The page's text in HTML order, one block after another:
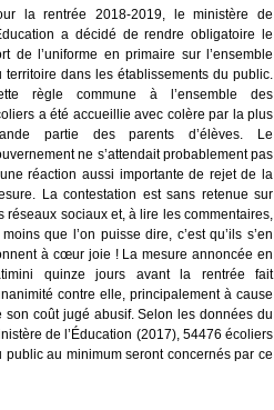
la rentrée 2018-2019, le ministère de
a décidé de rendre obligatoire le
de l’uniforme en primaire sur l’ensemble
territoire dans les établissements du public.
règle commune à l’ensemble des
a été accueillie avec colère par la plus
partie des parents d’élèves. Le
ne s’attendait probablement pas
réaction aussi importante de rejet de la
La contestation est sans retenue sur
réseaux sociaux et, à lire les commentaires,
moins que l’on puisse dire, c’est qu’ils s’en
à cœur joie ! La mesure annoncée en
quinze jours avant la rentrée fait
contre elle, principalement à cause
son coût jugé abusif. Selon les données du
de l’Éducation (2017), 54476 écoliers
public au minimum seront concernés par ce